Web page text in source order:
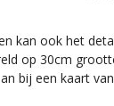
kan ook het
op 30cm
bij een kaart